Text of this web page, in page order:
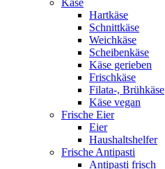
Käse
Hartkäse
Schnittkäse
Weichkäse
Scheibenkäse
Käse gerieben
Frischkäse
Filata-, Brühkäse
Käse vegan
Frische Eier
Eier
Haushaltshelfer
Frische Antipasti
Antipasti frisch